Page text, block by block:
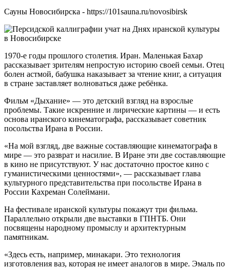
Сауны Новосибирска - https://101sauna.ru/novosibirsk
1970-е годы прошлого столетия. Иран. Маленькая Бахар
рассказывает зрителям непростую историю своей семьи. Отец
болен астмой, бабушка наказывает за чтение книг, а ситуация
в стране заставляет волноваться даже ребёнка.
Фильм «Дыхание» — это детский взгляд на взрослые
проблемы. Такие искренние и лирические картины — и есть
основа иранского кинематографа, рассказывает советник
посольства Ирана в России.
«На мой взгляд, две важные составляющие кинематографа в
мире — это разврат и насилие. В Иране эти две составляющие
в кино не присутствуют. У нас достаточно простое кино с
гуманистическими ценностями», — рассказывает глава
культурного представительства при посольстве Ирана в
России Кахреман Солеймани.
На фестивале иранской культуры покажут три фильма.
Параллельно открыли две выставки в ГПНТБ. Они
посвящены народному промыслу и архитектурным
памятникам.
«Здесь есть, например, минакари. Это технология
изготовления ваз, которая не имеет аналогов в мире. Эмаль по